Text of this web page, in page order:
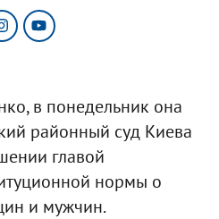
в понедельник она
районный суд Киева
главой
нормы о
и мужчин.